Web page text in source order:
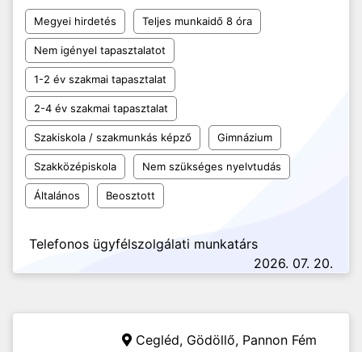
Megyei hirdetés Teljes munkaidő 8 óra
Nem igényel tapasztalatot
1-2 év szakmai tapasztalat
2-4 év szakmai tapasztalat
Szakiskola / szakmunkás képző Gimnázium
Szakközépiskola Nem szükséges nyelvtudás
Általános Beosztott
Telefonos ügyfélszolgálati munkatárs
2026. 07. 20.
Cegléd, Gödöllő, Pannon Fém